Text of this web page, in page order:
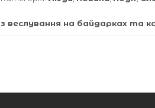
з веслування на байдарках та